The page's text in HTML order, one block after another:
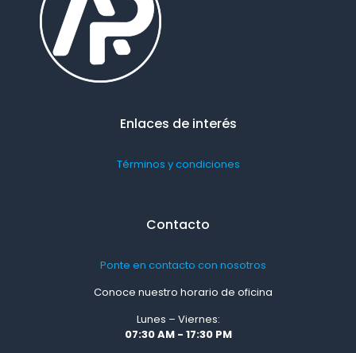
Enlaces de interés
Términos y condiciones
Contacto
Ponte en contacto con nosotros
Conoce nuestro horario de oficina
Lunes – Viernes:
07:30 AM - 17:30 PM